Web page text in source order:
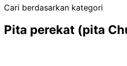
Cari berdasarkan kategori
Pita perekat (pita